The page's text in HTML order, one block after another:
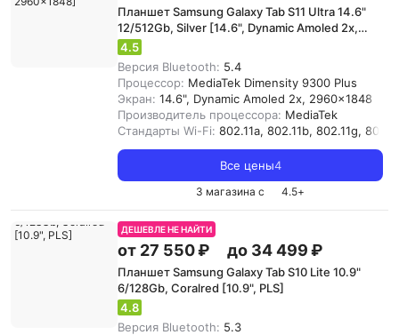
Планшет Samsung Galaxy Tab S11 Ultra 14.6"
12/512Gb, Silver [14.6", Dynamic Amoled 2x,
2960x1848]
4.5
Версия Bluetooth: 5.4
Процессор: MediaTek Dimensity 9300 Plus
Экран: 14.6", Dynamic Amoled 2x, 2960x1848
Производитель процессора: MediaTek
Стандарты Wi-Fi: 802.11a, 802.11b, 802.11g,
Все цены4
3 магазина с 4.5+
ДЕШЕВЛЕ НЕ НАЙТИ
от 27 550 ₽ до 34 499 ₽
Планшет Samsung Galaxy Tab S10 Lite 10.9"
6/128Gb, Coralred [10.9", PLS]
4.8
Версия Bluetooth: 5.3